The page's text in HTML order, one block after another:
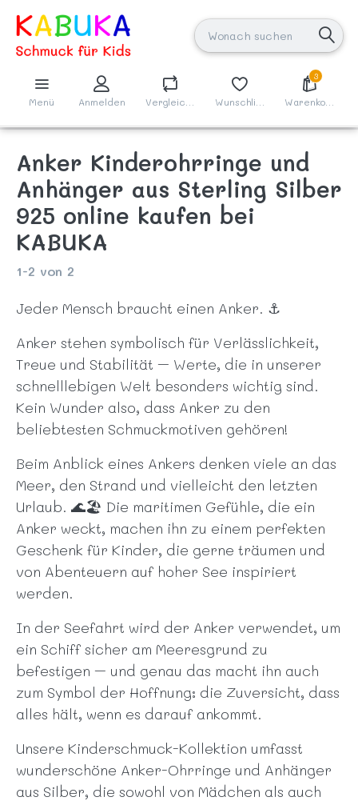
Menü Anmelden
3
Warenkorb
Anker Kinderohrringe und
Anhänger aus Sterling Silber
925 online kaufen bei
KABUKA
1-2 von 2
Jeder Mensch braucht einen Anker. ⚓
Anker stehen symbolisch für Verlässlichkeit,
Treue und Stabilität – Werte, die in unserer
schnelllebigen Welt besonders wichtig sind.
Kein Wunder also, dass Anker zu den
beliebtesten Schmuckmotiven gehören!
Beim Anblick eines Ankers denken viele an das
Meer, den Strand und vielleicht den letzten
Urlaub. 🌊🏖️ Die maritimen Gefühle, die ein
Anker weckt, machen ihn zu einem perfekten
Geschenk für Kinder, die gerne träumen und
von Abenteuern auf hoher See inspiriert
werden.
In der Seefahrt wird der Anker verwendet, um
ein Schiff sicher am Meeresgrund zu
befestigen – und genau das macht ihn auch
zum Symbol der Hoffnung: die Zuversicht, dass
alles hält, wenn es darauf ankommt.
Unsere Kinderschmuck-Kollektion umfasst
wunderschöne Anker-Ohrringe und Anhänger
aus Silber, die sowohl von Mädchen als auch